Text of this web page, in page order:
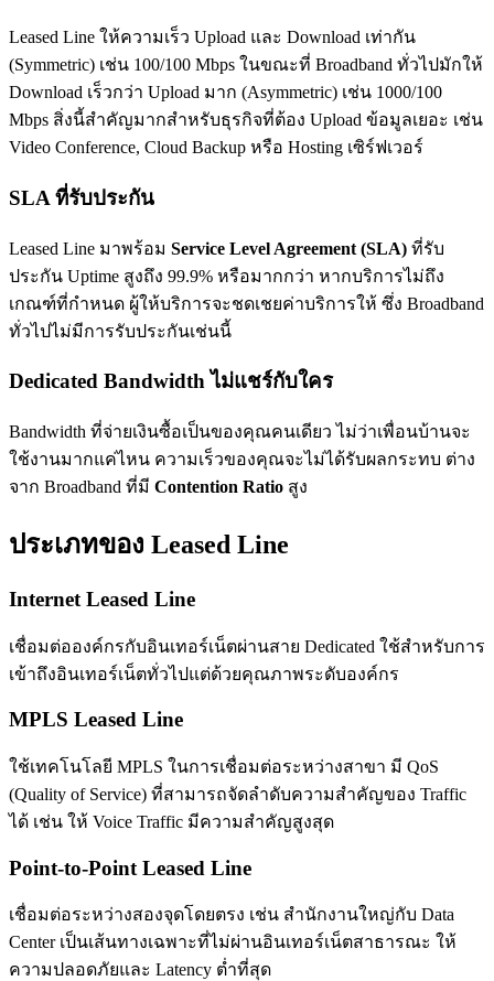
Leased Line ให้ความเร็ว Upload และ Download เท่ากัน
(Symmetric) เช่น 100/100 Mbps ในขณะที่ Broadband ทั่วไปมักให้
Download เร็วกว่า Upload มาก (Asymmetric) เช่น 1000/100
Mbps สิ่งนี้สำคัญมากสำหรับธุรกิจที่ต้อง Upload ข้อมูลเยอะ เช่น
Video Conference, Cloud Backup หรือ Hosting เซิร์ฟเวอร์
SLA ที่รับประกัน
Leased Line มาพร้อม Service Level Agreement (SLA) ที่รับ
ประกัน Uptime สูงถึง 99.9% หรือมากกว่า หากบริการไม่ถึง
เกณฑ์ที่กำหนด ผู้ให้บริการจะชดเชยค่าบริการให้ ซึ่ง Broadband
ทั่วไปไม่มีการรับประกันเช่นนี้
Dedicated Bandwidth ไม่แชร์กับใคร
Bandwidth ที่จ่ายเงินซื้อเป็นของคุณคนเดียว ไม่ว่าเพื่อนบ้านจะ
ใช้งานมากแค่ไหน ความเร็วของคุณจะไม่ได้รับผลกระทบ ต่าง
จาก Broadband ที่มี Contention Ratio สูง
ประเภทของ Leased Line
Internet Leased Line
เชื่อมต่อองค์กรกับอินเทอร์เน็ตผ่านสาย Dedicated ใช้สำหรับการ
เข้าถึงอินเทอร์เน็ตทั่วไปแต่ด้วยคุณภาพระดับองค์กร
MPLS Leased Line
ใช้เทคโนโลยี MPLS ในการเชื่อมต่อระหว่างสาขา มี QoS
(Quality of Service) ที่สามารถจัดลำดับความสำคัญของ Traffic
ได้ เช่น ให้ Voice Traffic มีความสำคัญสูงสุด
Point-to-Point Leased Line
เชื่อมต่อระหว่างสองจุดโดยตรง เช่น สำนักงานใหญ่กับ Data
Center เป็นเส้นทางเฉพาะที่ไม่ผ่านอินเทอร์เน็ตสาธารณะ ให้
ความปลอดภัยและ Latency ต่ำที่สุด